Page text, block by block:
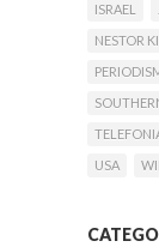
ISRAEL
NESTOR
USA